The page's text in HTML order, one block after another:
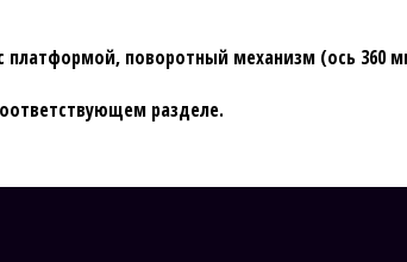
платформой, поворотный механизм (ось
разделе.